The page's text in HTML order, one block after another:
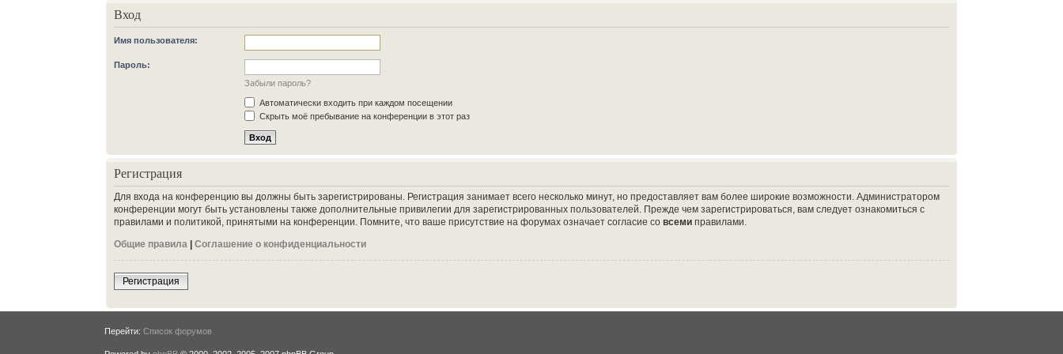
Вход
Имя пользователя:
Пароль:
Забыли пароль?
Автоматически входить при каждом посещении
Скрыть моё пребывание на конференции в этот раз
Регистрация
Для входа на конференцию вы должны быть зарегистрированы. Регистрация занимает всего несколько минут, но предоставляет вам более широкие возможности. Администратором
конференции могут быть установлены также дополнительные привилегии для зарегистрированных пользователей. Прежде чем зарегистрироваться, вам следует ознакомиться с
правилами и политикой, принятыми на конференции. Помните, что ваше присутствие на форумах означает согласие совсеми правилами.
Общие правила |Соглашение о конфиденциальности
Регистрация
Перейти: Список форумов